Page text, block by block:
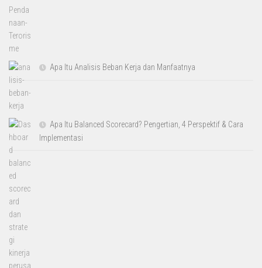
Apa Itu Analisis Beban Kerja dan Manfaatnya
Apa Itu Balanced Scorecard? Pengertian, 4 Perspektif & Cara
Implementasi